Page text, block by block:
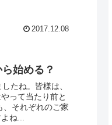
2017.12.08
始める？
たね。皆様は、
って当たり前と
、それぞれのご家
ね...